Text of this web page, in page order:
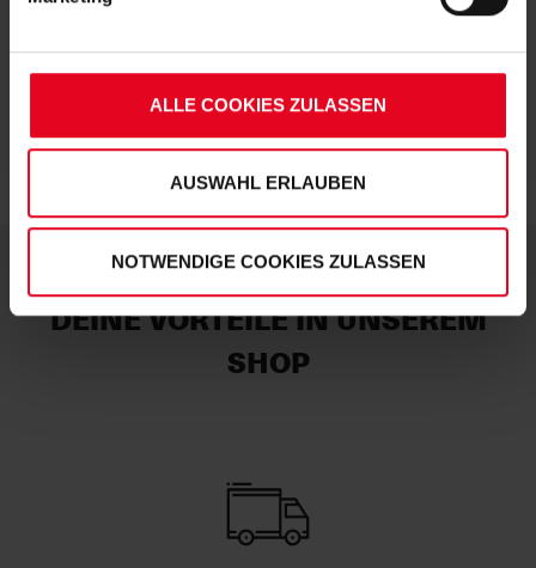
unbedingt erforderliche Cookies eingesetzt. Ihre etwaig
Weitere Informationen entnehmen Sie bitte
unsererDatenschutzerklärungund
Impressum."
ALLE COOKIES ZULASSEN
AUSWAHL ERLAUBEN
NOTWENDIGE COOKIES ZULASSEN
DEINE VORTEILE IN UNSEREM
SHOP